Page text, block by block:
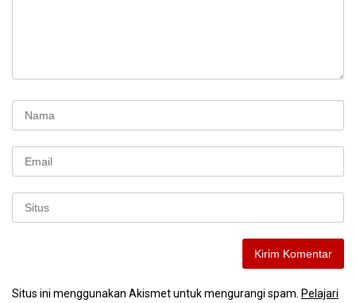
Situs ini menggunakan Akismet untuk mengurangi spam. Pelajari